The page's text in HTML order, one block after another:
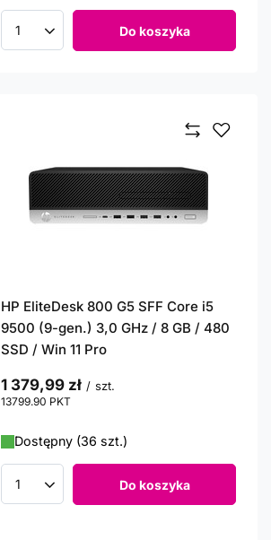
Ilość produktów Do koszyka
HP EliteDesk 800 G5 SFF Core i5
9500 (9-gen.) 3,0 GHz / 8 GB / 480
SSD / Win 11 Pro
1 379,99 zł / szt.
13799.90 PKT
Dostępny (36 szt.)
Ilość produktów Do koszyka